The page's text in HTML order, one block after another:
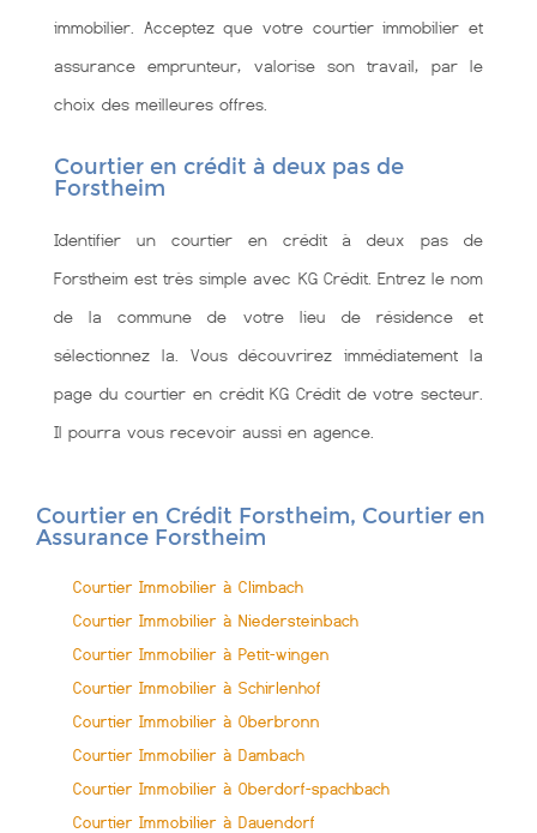
immobilier. Acceptez que votre courtier immobilier et
assurance emprunteur, valorise son travail, par le
choix des meilleures offres.
Courtier en crédit à deux pas de
Forstheim
Identifier un courtier en crédit à deux pas de
Forstheim est très simple avec KG Crédit. Entrez le nom
de la commune de votre lieu de résidence et
sélectionnez la. Vous découvrirez immédiatement la
page du courtier en crédit KG Crédit de votre secteur.
Il pourra vous recevoir aussi en agence.
Courtier en Crédit Forstheim, Courtier en
Assurance Forstheim
Courtier Immobilier à Climbach
Courtier Immobilier à Niedersteinbach
Courtier Immobilier à Petit-wingen
Courtier Immobilier à Schirlenhof
Courtier Immobilier à Oberbronn
Courtier Immobilier à Dambach
Courtier Immobilier à Oberdorf-spachbach
Courtier Immobilier à Dauendorf